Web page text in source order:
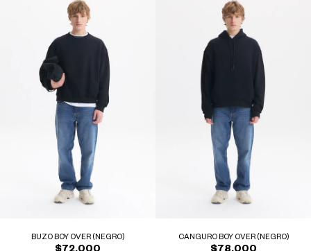
BUZO BOY OVER (NEGRO) CANGURO BOY OVER (NEGRO)